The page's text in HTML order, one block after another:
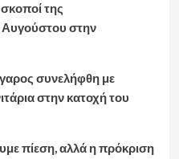
της
Αυγούστου στην
συνελήφθη με
στην κατοχή του
πίεση, αλλά η πρόκριση